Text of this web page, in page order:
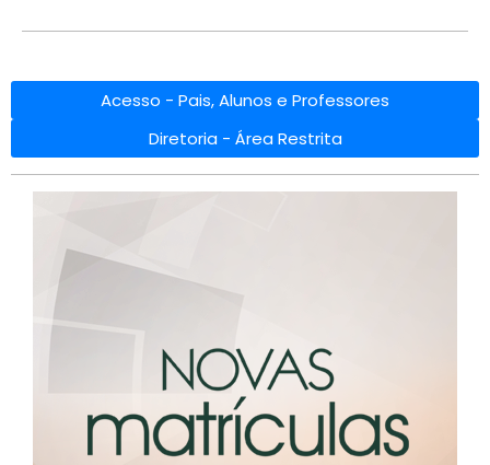
Acesso - Pais, Alunos e Professores
Diretoria - Área Restrita